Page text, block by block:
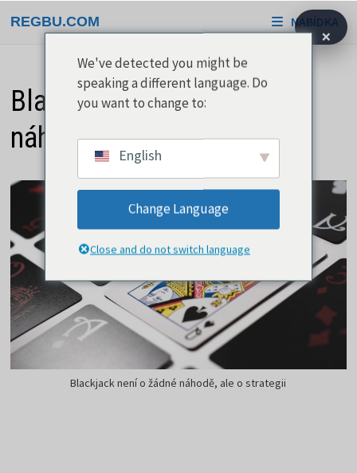
na
REGBU.COM NABÍDKA
Blackjack není o žádné
náhodě, ale o strategii
Blackjack není o žádné náhodě, ale o strategii
×
We've detected you might be
speaking a different language. Do
you want to change to:
English
Change Language
Close and do not switch language